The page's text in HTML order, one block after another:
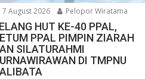
7 August 2026 Pelopor Wiratama
HUT KE-40 PPAL,
PPAL PIMPIN ZIARAH
SILATURAHMI
DI TMPNU